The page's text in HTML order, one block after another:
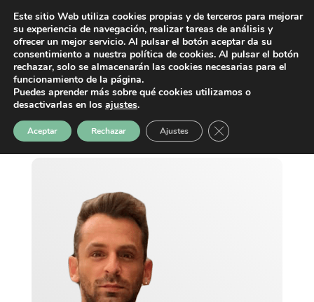
Este sitio Web utiliza cookies propias y de terceros para mejorar
su experiencia de navegación, realizar tareas de análisis y
ofrecer un mejor servicio. Al pulsar el botón aceptar da su
consentimiento a nuestra política de cookies. Al pulsar el botón
rechazar, solo se almacenarán las cookies necesarias para el
funcionamiento de la página.
Puedes aprender más sobre qué cookies utilizamos o
desactivarlas en los ajustes.
Aceptar Rechazar Ajustes Cerrar el banner de